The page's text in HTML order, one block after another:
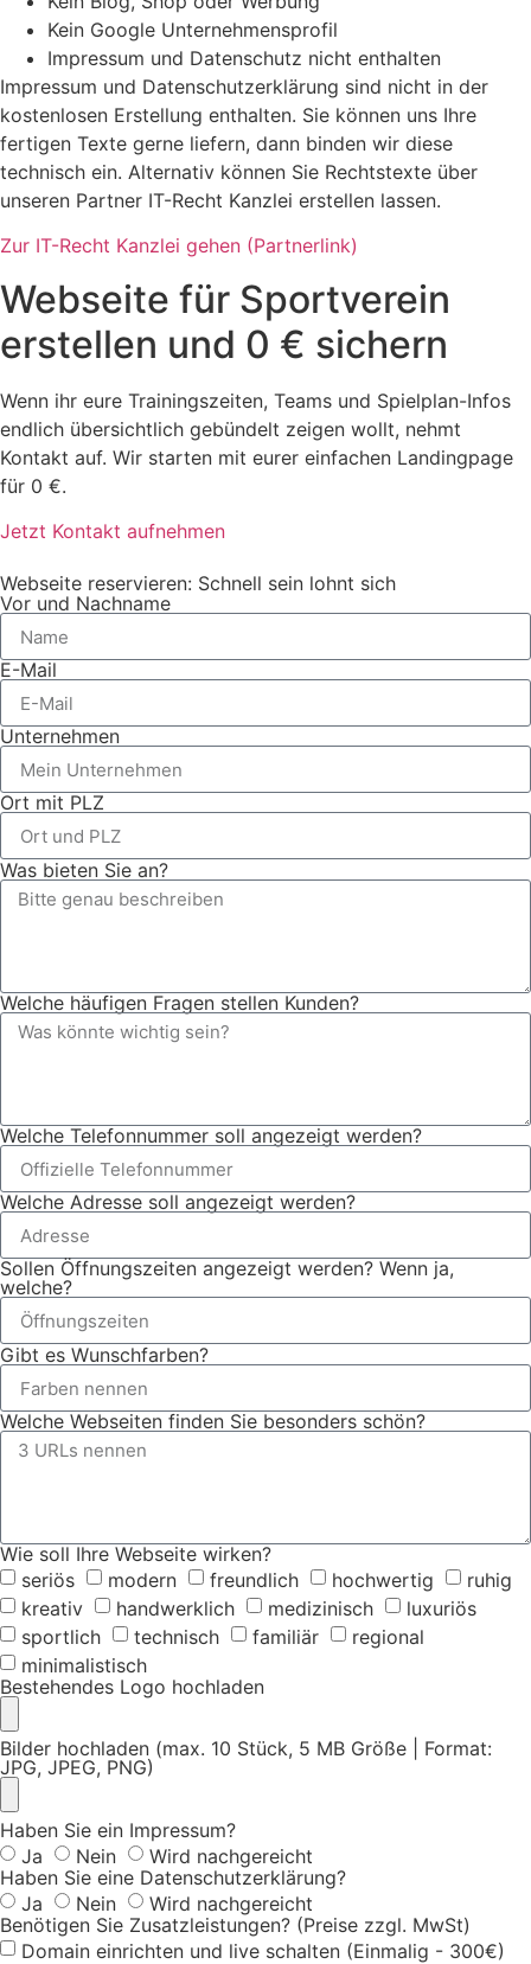
Kein Google Unternehmensprofil
Impressum und Datenschutz nicht enthalten
Impressum und Datenschutzerklärung sind nicht in der
kostenlosen Erstellung enthalten. Sie können uns Ihre
fertigen Texte gerne liefern, dann binden wir diese
technisch ein. Alternativ können Sie Rechtstexte über
unseren Partner IT-Recht Kanzlei erstellen lassen.
Zur IT-Recht Kanzlei gehen (Partnerlink)
Webseite für Sportverein
erstellen und 0 € sichern
Wenn ihr eure Trainingszeiten, Teams und Spielplan-Infos
endlich übersichtlich gebündelt zeigen wollt, nehmt
Kontakt auf. Wir starten mit eurer einfachen Landingpage
für 0 €.
Jetzt Kontakt aufnehmen
Webseite reservieren: Schnell sein lohnt sich
Vor und Nachname
E-Mail
Unternehmen
Ort mit PLZ
Was bieten Sie an?
Welche häufigen Fragen stellen Kunden?
Welche Telefonnummer soll angezeigt werden?
Welche Adresse soll angezeigt werden?
Sollen Öffnungszeiten angezeigt werden? Wenn ja,
welche?
Gibt es Wunschfarben?
Welche Webseiten finden Sie besonders schön?
Wie soll Ihre Webseite wirken?
seriös
modern freundlich hochwertig
ruhig
kreativ
handwerklich medizinisch
luxuriös
sportlich
technisch familiär
regional
minimalistisch
Bestehendes Logo hochladen
Bilder hochladen (max. 10 Stück, 5 MB Größe | Format:
JPG, JPEG, PNG)
Haben Sie ein Impressum?
Ja
Nein
Wird nachgereicht
Haben Sie eine Datenschutzerklärung?
Ja
Nein
Wird nachgereicht
Benötigen Sie Zusatzleistungen? (Preise zzgl. MwSt)
Domain einrichten und live schalten (Einmalig - 300€)